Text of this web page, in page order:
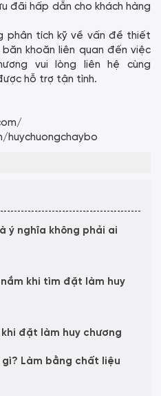
đãi hấp dẫn cho khách hàng
phân tích kỹ về vấn đề thiết
băn khoăn liên quan đến việc
vui lòng liên hệ cùng
hỗ trợ tận tình.
ý nghĩa không phải ai
khi tìm đặt làm huy
đặt làm huy chương
gì? Làm bằng chất liệu